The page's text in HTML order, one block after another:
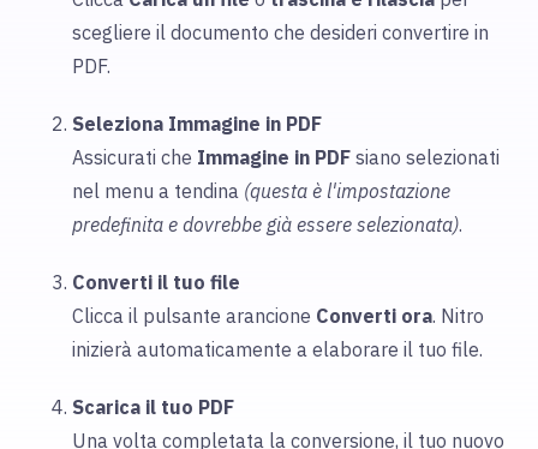
scegliere il documento che desideri convertire in
PDF.
Seleziona Immagine in PDF
Assicurati che Immagine in PDF siano selezionati
nel menu a tendina (questa è l'impostazione
predefinita e dovrebbe già essere selezionata).
Converti il tuo file
Clicca il pulsante arancione Converti ora. Nitro
inizierà automaticamente a elaborare il tuo file.
Scarica il tuo PDF
Una volta completata la conversione, il tuo nuovo